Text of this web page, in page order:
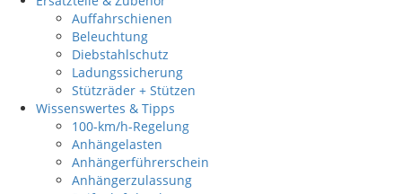
Auffahrschienen
Beleuchtung
Diebstahlschutz
Ladungssicherung
Stützräder + Stützen
Wissenswertes & Tipps
100-km/h-Regelung
Anhängelasten
Anhängerführerschein
Anhängerzulassung